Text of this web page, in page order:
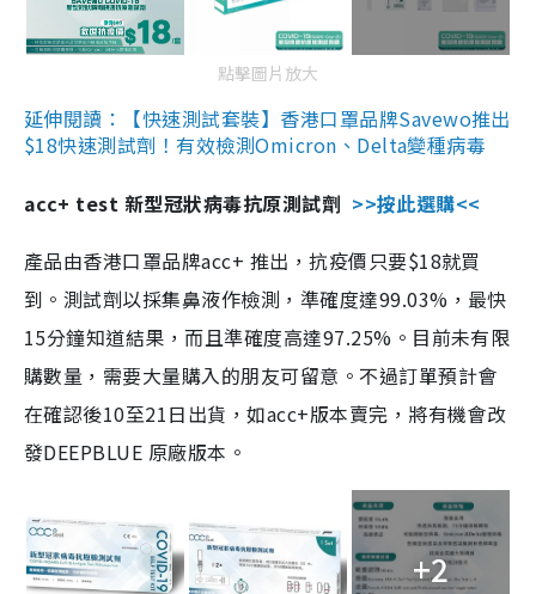
點擊圖片放大
延伸閱讀：【快速測試套裝】香港口罩品牌Savewo推出
$18快速測試劑！有效檢測Omicron、Delta變種病毒
acc+ test 新型冠狀病毒抗原測試劑 >>按此選購<<
產品由香港口罩品牌acc+ 推出，抗疫價只要$18就買
到。測試劑以採集鼻液作檢測，準確度達99.03%，最快
15分鐘知道結果，而且準確度高達97.25%。目前未有限
購數量，需要大量購入的朋友可留意。不過訂單預計會
在確認後10至21日出貨，如acc+版本賣完，將有機會改
發DEEPBLUE 原廠版本。
+2